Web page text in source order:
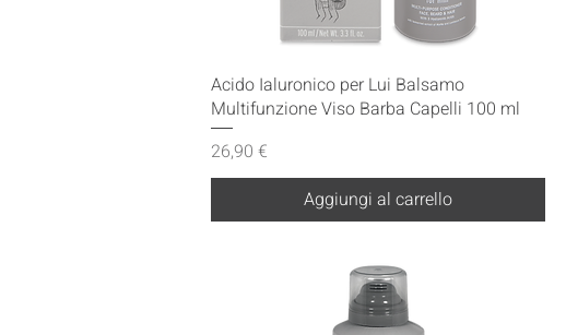
Vista rapida
Acido Ialuronico per Lui Balsamo
Multifunzione Viso Barba Capelli 100 ml
Prezzo
26,90 €
Aggiungi al carrello